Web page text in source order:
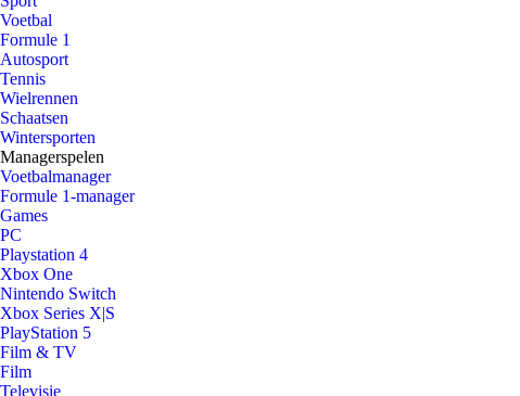
Voetbal
Formule 1
Autosport
Tennis
Wielrennen
Schaatsen
Wintersporten
Managerspelen
Voetbalmanager
Formule 1-manager
Games
PC
Playstation 4
Xbox One
Nintendo Switch
Xbox Series X|S
PlayStation 5
Film & TV
Film
Televisie